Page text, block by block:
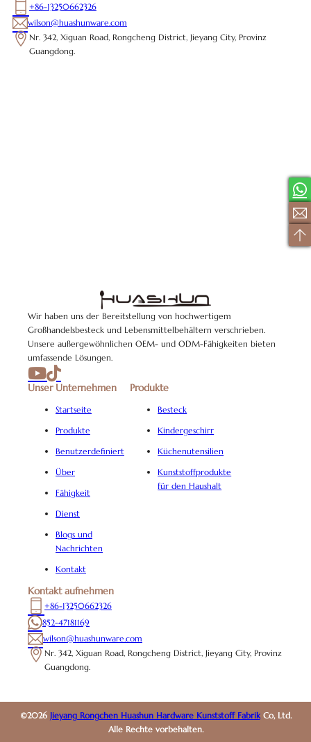
+86-13250662326
wilson@huashunware.com
Nr. 342, Xiguan Road, Rongcheng District, Jieyang City, Provinz
Guangdong.
Wir haben uns der Bereitstellung von hochwertigem
Großhandelsbesteck und Lebensmittelbehältern verschrieben.
Unsere außergewöhnlichen OEM- und ODM-Fähigkeiten bieten
umfassende Lösungen.
Unser Unternehmen
Startseite
Produkte
Benutzerdefiniert
Über
Fähigkeit
Dienst
Blogs und
Nachrichten
Kontakt
Produkte
Besteck
Kindergeschirr
Küchenutensilien
Kunststoffprodukte
für den Haushalt
Kontakt aufnehmen
+86-13250662326
852-47181169
wilson@huashunware.com
Nr. 342, Xiguan Road, Rongcheng District, Jieyang City, Provinz
Guangdong.
©2026 Jieyang Rongchen Huashun Hardware Kunststoff FabrikCo, Ltd.
Alle Rechte vorbehalten.